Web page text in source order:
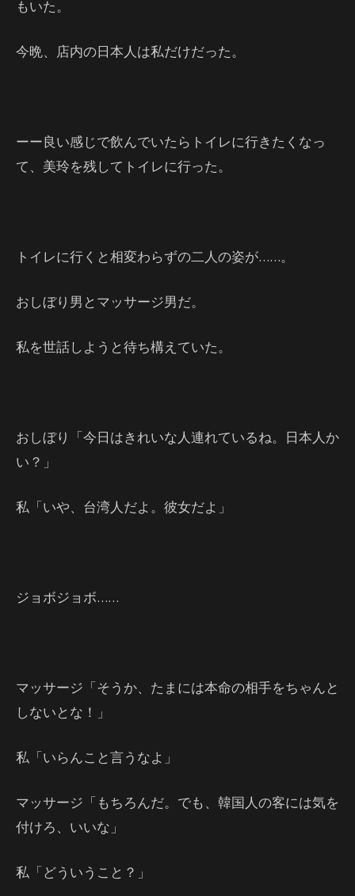
もいた。
今晩、店内の日本人は私だけだった。
ーー良い感じで飲んでいたらトイレに行きたくなっ
て、美玲を残してトイレに行った。
トイレに行くと相変わらずの二人の姿が……。
おしぼり男とマッサージ男だ。
私を世話しようと待ち構えていた。
おしぼり「今日はきれいな人連れているね。日本人か
い？」
私「いや、台湾人だよ。彼女だよ」
ジョボジョボ……
マッサージ「そうか、たまには本命の相手をちゃんと
しないとな！」
私「いらんこと言うなよ」
マッサージ「もちろんだ。でも、韓国人の客には気を
付けろ、いいな」
私「どういうこと？」